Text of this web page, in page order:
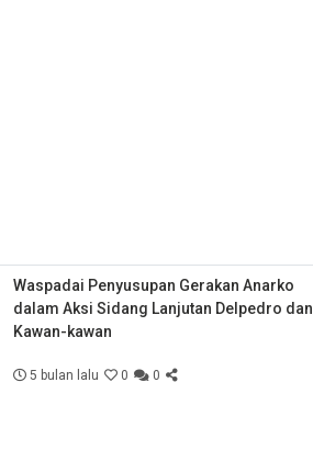
Waspadai Penyusupan Gerakan Anarko
dalam Aksi Sidang Lanjutan Delpedro dan
Kawan-kawan
5 bulan lalu 0 0